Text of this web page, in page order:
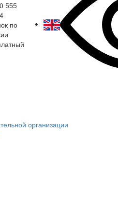
555
по
организации